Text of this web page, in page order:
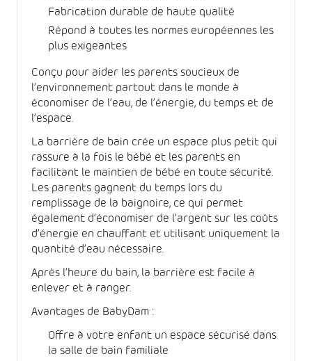
Fabrication durable de haute qualité
Répond à toutes les normes européennes les
plus exigeantes
Conçu pour aider les parents soucieux de
l’environnement partout dans le monde à
économiser de l’eau, de l’énergie, du temps et de
l’espace.
La barrière de bain crée un espace plus petit qui
rassure à la fois le bébé et les parents en
facilitant le maintien de bébé en toute sécurité.
Les parents gagnent du temps lors du
remplissage de la baignoire, ce qui permet
également d’économiser de l’argent sur les coûts
d’énergie en chauffant et utilisant uniquement la
quantité d’eau nécessaire.
Après l’heure du bain, la barrière est facile à
enlever et à ranger.
Avantages de BabyDam :
Offre à votre enfant un espace sécurisé dans
la salle de bain familiale